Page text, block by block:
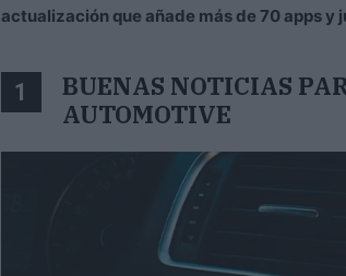
actualización que añade más de 70 apps y
1
BUENAS NOTICIAS
AUTOMOTIVE